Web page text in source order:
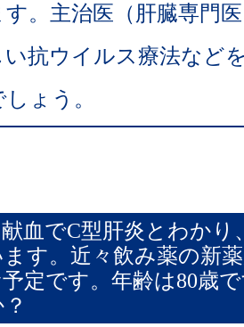
。主治医（肝臓専門
い抗ウイルス療法など
ょう。
血でC型肝炎とわかり
す。近々飲み薬の新
定です。年齢は80歳